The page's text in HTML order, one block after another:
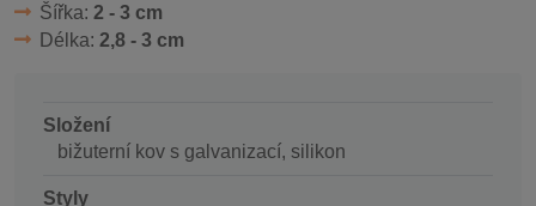
Šířka: 2 - 3 cm
Délka: 2,8 - 3 cm
Složení
bižuterní kov s galvanizací, silikon
Styly